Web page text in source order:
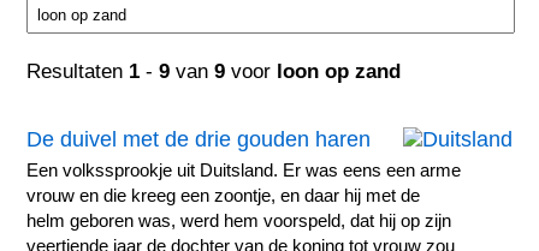
Resultaten 1 -9 van9 voor loon op zand
De duivel met de drie gouden haren
Een volkssprookje uit Duitsland. Er was eens een arme
vrouw en die kreeg een zoontje, en daar hij met de
helm geboren was, werd hem voorspeld, dat hij op zijn
veertiende jaar de dochter van de koning tot vrouw zou